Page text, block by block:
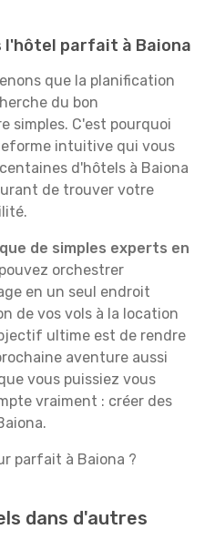
l'hôtel parfait à Baiona
que la planification
du bon
simples. C'est pourquoi
intuitive qui vous
d'hôtels à Baiona
de trouver votre
de simples experts en
orchestrer
en un seul endroit
de vos vols à la location
ultime est de rendre
aventure aussi
vous puissiez vous
vraiment : créer des
parfait à Baiona ?
dans d'autres